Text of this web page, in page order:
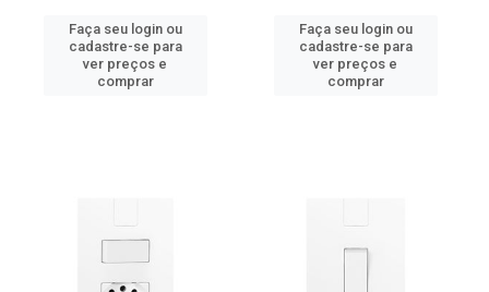
Faça seu login ou
cadastre-se para
ver preços e
comprar
Faça seu login ou
cadastre-se para
ver preços e
comprar